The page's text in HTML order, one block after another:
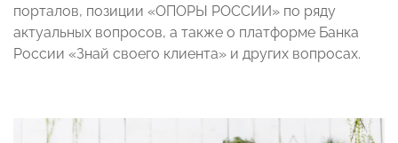
порталов, позиции «ОПОРЫ РОССИИ» по ряду
актуальных вопросов, а также о платформе Банка
России «Знай своего клиента» и других вопросах.